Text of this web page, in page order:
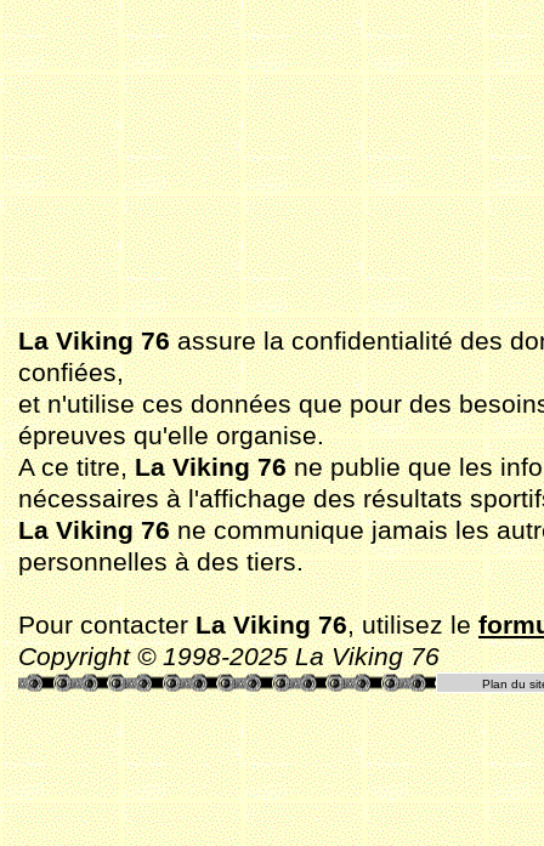
La Viking 76assure la confidentialité des
confiées,
et n'utilise ces données que pour des
épreuves qu'elle organise.
A ce titre,La Viking 76ne publie que les
nécessaires à l'affichage des résultats
La Viking 76ne communique jamais les
personnelles à des tiers.
Pour contacterLa Viking 76, utilisez le
Copyright © 1998-2025 La Viking 76
Plan du